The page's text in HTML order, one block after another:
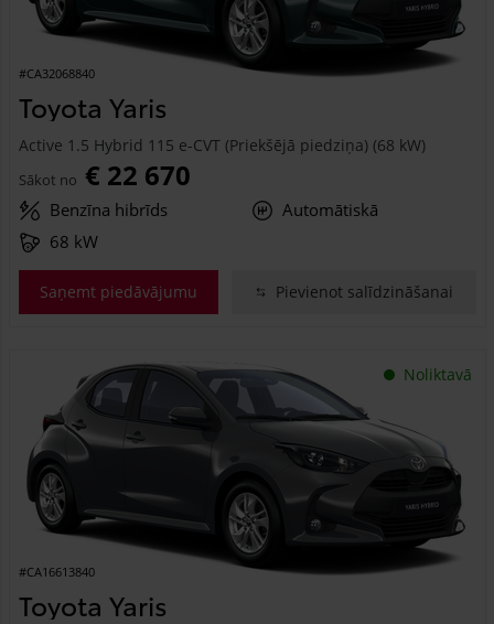
#CA32068840
Toyota Yaris
Active 1.5 Hybrid 115 e-CVT (Priekšējā piedziņa) (68 kW)
Sākot no € 22 670
Benzīna hibrīds
Automātiskā
68 kW
Saņemt piedāvājumu Pievienot salīdzināšanai
Noliktavā
#CA16613840
Toyota Yaris